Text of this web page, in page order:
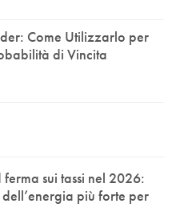
Come Utilizzarlo per
di Vincita
sui tassi nel 2026:
più forte per